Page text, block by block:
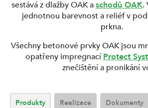
sestává z dlažby OAK aschodů OAK.
jednotnou barevnost a reliéf v
prkna.
Všechny betonové prvky OAK jsou
opatřeny impregnacíProtect
znečištění a pronikání
Produkty Realizace Dokumenty